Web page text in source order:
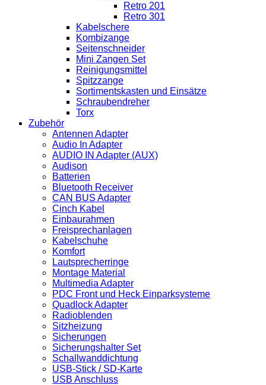
Retro 201
Retro 301
Kabelschere
Kombizange
Seitenschneider
Mini Zangen Set
Reinigungsmittel
Spitzzange
Sortimentskasten und Einsätze
Schraubendreher
Torx
Zubehör
Antennen Adapter
Audio In Adapter
AUDIO IN Adapter (AUX)
Audison
Batterien
Bluetooth Receiver
CAN BUS Adapter
Cinch Kabel
Einbaurahmen
Freisprechanlagen
Kabelschuhe
Komfort
Lautsprecherringe
Montage Material
Multimedia Adapter
PDC Front und Heck Einparksysteme
Quadlock Adapter
Radioblenden
Sitzheizung
Sicherungen
Sicherungshalter Set
Schallwanddichtung
USB-Stick / SD-Karte
USB Anschluss